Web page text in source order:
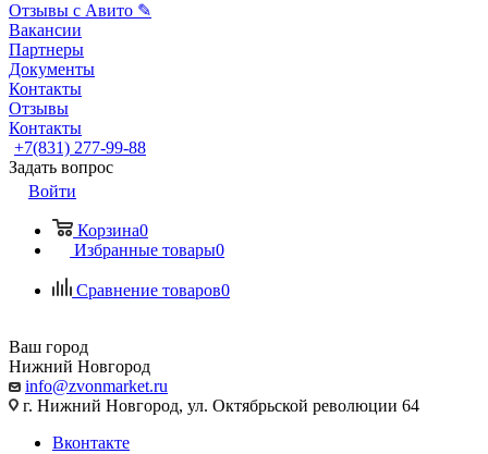
Отзывы с Авито ✎
Вакансии
Партнеры
Документы
Контакты
Отзывы
Контакты
+7(831) 277-99-88
Задать вопрос
Войти
Корзина0
Избранные товары0
Сравнение товаров0
Ваш город
Нижний Новгород
info@zvonmarket.ru
г. Нижний Новгород, ул. Октябрьской революции 64
Вконтакте